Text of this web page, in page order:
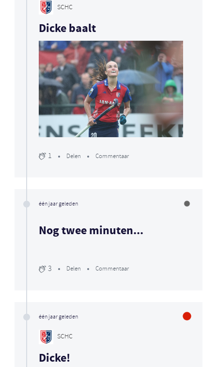
SCHC
Dicke baalt
1 Delen Commentaar
één jaar geleden
Nog twee minuten...
3 Delen Commentaar
één jaar geleden
SCHC
Dicke!